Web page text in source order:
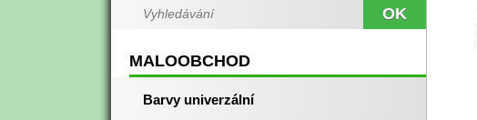
OK
MALOOBCHOD
Barvy univerzální